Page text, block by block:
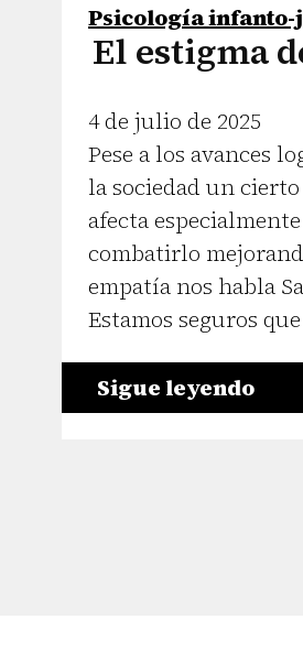
Psicología
El estigma
4 de julio de 2025
Pese a los avances
la sociedad un
afecta
combatirlo
empatía nos habla
Estamos seguros
Sigue leyendo